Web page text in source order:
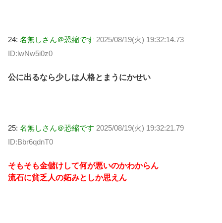
24: 名無しさん＠恐縮です 2025/08/19(火) 19:32:14.73
ID:lwNw5i0z0
公に出るなら少しは人格とまうにかせい
25: 名無しさん＠恐縮です 2025/08/19(火) 19:32:21.79
ID:Bbr6qdnT0
そもそも金儲けして何が悪いのかわからん
流石に貧乏人の妬みとしか思えん